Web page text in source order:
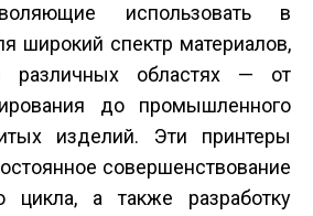
использовать в
широкий спектр материалов,
различных областях — от
до промышленного
изделий. Эти принтеры
совершенствование
цикла, а также разработку